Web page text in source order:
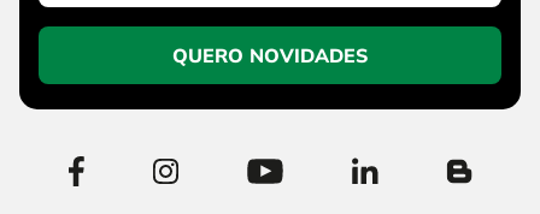
QUERO NOVIDADES